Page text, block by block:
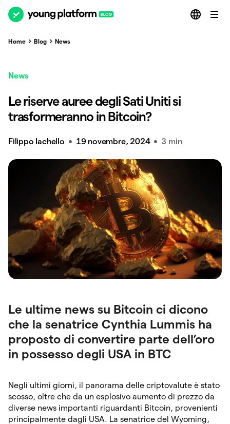
Home Blog News
News
Le riserve auree degli Sati Uniti si
trasformeranno in Bitcoin?
Filippo Iachello 19 novembre, 2024 3 min
Le ultime news su Bitcoin ci dicono
che la senatrice Cynthia Lummis ha
proposto di convertire parte dell’oro
in possesso degli USA in BTC
Negli ultimi giorni, il panorama delle criptovalute è stato
scosso, oltre che da un esplosivo aumento di prezzo da
diverse news importanti riguardanti Bitcoin, provenienti
principalmente dagli USA. La senatrice del Wyoming,